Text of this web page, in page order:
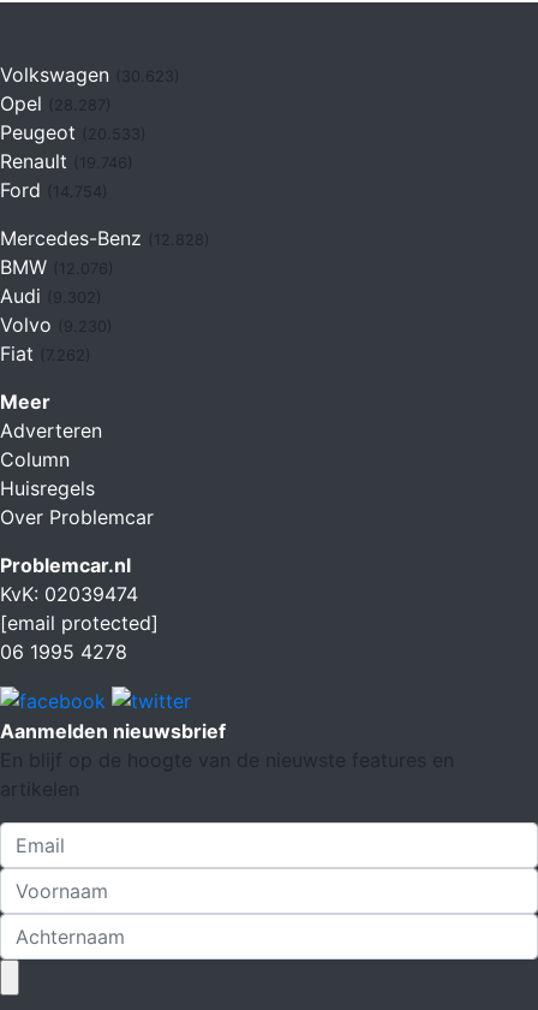
Volkswagen (30.623)
Opel
Peugeot
Renault (19.746)
Ford (14.754)
Mercedes-Benz
BMW (12.076)
Audi
Volvo
Fiat (7.262)
Meer
Adverteren
Column
Huisregels
Over Problemcar
Problemcar.nl
KvK: 02039474
[email protected]
06 1995 4278
Aanmelden nieuwsbrief
En blijf op de hoogte van de nieuwste features en
artikelen